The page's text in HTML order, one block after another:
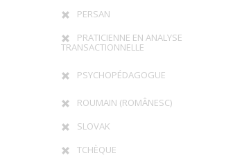
PERSAN
PRATICIENNE EN ANALYSE
TRANSACTIONNELLE
PSYCHOPÉDAGOGUE
ROUMAIN (ROMÂNESC)
SLOVAK
TCHÈQUE